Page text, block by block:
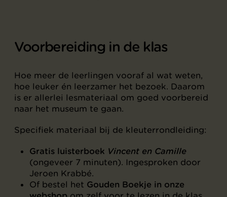
Voorbereiding in de klas
Hoe meer de leerlingen vooraf al wat weten,
hoe leuker én leerzamer het bezoek. Daarom
is er allerlei lesmateriaal om goed voorbereid
naar het museum te gaan.
Specifiek materiaal bij de kleuterrondleiding:
Gratis luisterboek Vincent en Camille
(ongeveer 7 minuten). Ingesproken door
Jeroen Krabbé.
Of bestel het Gouden Boekje in onze